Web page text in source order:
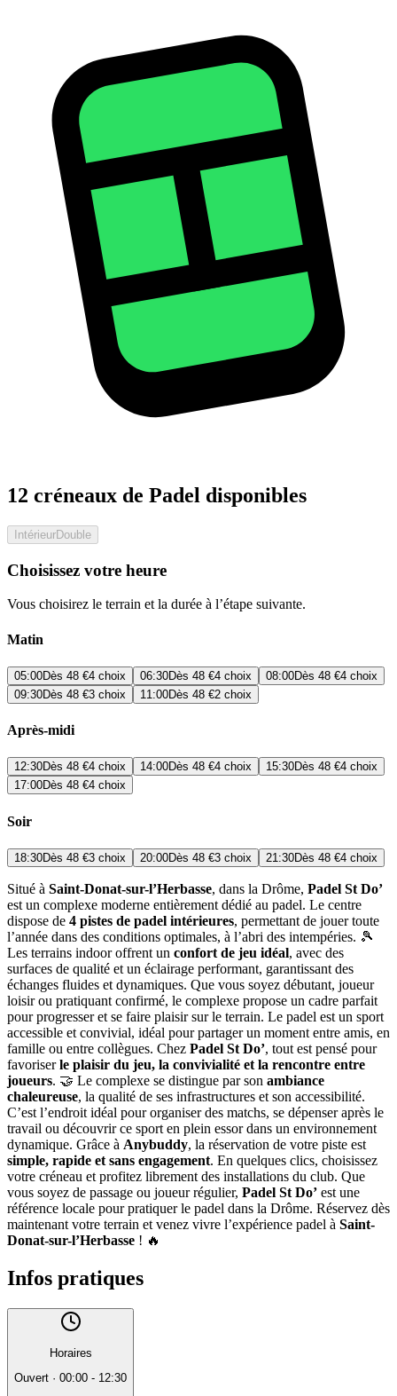
12 créneaux de Padel disponibles
IntérieurDouble
Choisissez votre heure
Vous choisirez le terrain et la durée à l’étape suivante.
Matin
05:00Dès 48 €4 choix 06:30Dès 48 €4 choix 08:00Dès 48 €4 choix
09:30Dès 48 €3 choix 11:00Dès 48 €2 choix
Après-midi
12:30Dès 48 €4 choix 14:00Dès 48 €4 choix 15:30Dès 48 €4 choix
17:00Dès 48 €4 choix
Soir
18:30Dès 48 €3 choix 20:00Dès 48 €3 choix 21:30Dès 48 €4 choix
Situé à Saint-Donat-sur-l’Herbasse, dans la Drôme, Padel St Do’
est un complexe moderne entièrement dédié au padel. Le centre
dispose de 4 pistes de padel intérieures, permettant de jouer toute
l’année dans des conditions optimales, à l’abri des intempéries. 🎾
Les terrains indoor offrent un confort de jeu idéal, avec des
surfaces de qualité et un éclairage performant, garantissant des
échanges fluides et dynamiques. Que vous soyez débutant, joueur
loisir ou pratiquant confirmé, le complexe propose un cadre parfait
pour progresser et se faire plaisir sur le terrain. Le padel est un sport
accessible et convivial, idéal pour partager un moment entre amis, en
famille ou entre collègues. Chez Padel St Do’, tout est pensé pour
favoriserle plaisir du jeu, la convivialité et la rencontre entre
joueurs. 🤝 Le complexe se distingue par son ambiance
chaleureuse, la qualité de ses infrastructures et son accessibilité.
C’est l’endroit idéal pour organiser des matchs, se dépenser après le
travail ou découvrir ce sport en plein essor dans un environnement
dynamique. Grâce à Anybuddy, la réservation de votre piste est
simple, rapide et sans engagement. En quelques clics, choisissez
votre créneau et profitez librement des installations du club. Que
vous soyez de passage ou joueur régulier, Padel St Do’ est une
référence locale pour pratiquer le padel dans la Drôme. Réservez dès
maintenant votre terrain et venez vivre l’expérience padel à Saint-
Donat-sur-l’Herbasse ! 🔥
Infos pratiques
Horaires
Ouvert · 00:00 - 12:30